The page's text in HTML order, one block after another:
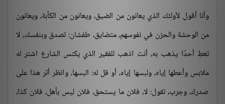
وأنا أقول لأولئك الذي يعانون من الضيق، ويعانون من الكآبة، ويعانون
من الوحشة والحزن في نفوسهم، متضايق، طفشان: تصدق وبنفسك، لا
تعطِ أحدًا يذهب به، أنت اذهب للفقير الذي يكنس الشارع اشتر له
ملابس وأعطها إياه، ولبسها إياه، أو قل له: البسها، وانظر أثر هذا على
صدرك، وجرب، تقول: لا، فلان ما يستحق، فلان ليس بأهل، فلان كذا،